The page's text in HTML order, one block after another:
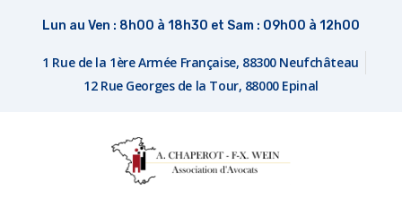
Lun au Ven : 8h00 à 18h30 et Sam : 09h00 à 12h00
1 Rue de la 1ère Armée Française, 88300 Neufchâteau
12 Rue Georges de la Tour, 88000 Epinal